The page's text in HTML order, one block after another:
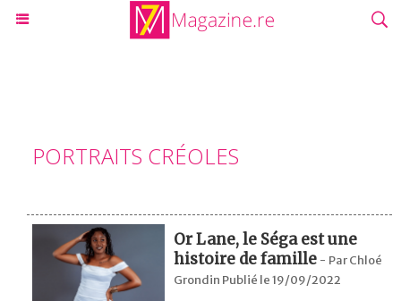
PORTRAITS CRÉOLES
Or Lane, le Séga est une
histoire de famille - Par Chloé
Grondin Publié le 19/09/2022